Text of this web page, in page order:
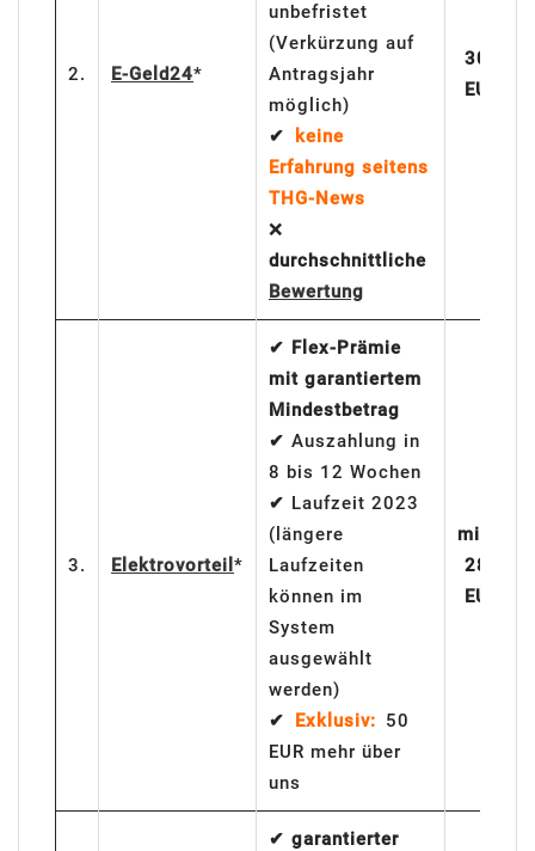
2. E-Geld24*
unbefristet
(Verkürzung auf
Antragsjahr
möglich)
✔
keine
Erfahrung seitens
THG-News
❌
durchschnittliche
Bewertung
300
EUR
3. Elektrovorteil *
✔ Flex-Prämie
mit garantiertem
Mindestbetrag
✔ Auszahlung in
8 bis 12 Wochen
✔ Laufzeit 2023
(längere
Laufzeiten
können im
System
ausgewählt
werden)
✔
Exklusiv: 50
EUR mehr über
uns
mind.
280
EUR
✔ garantierter